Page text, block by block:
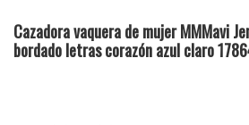
Cazadora vaquera de mujer MMMavi
bordado letras corazón azul claro